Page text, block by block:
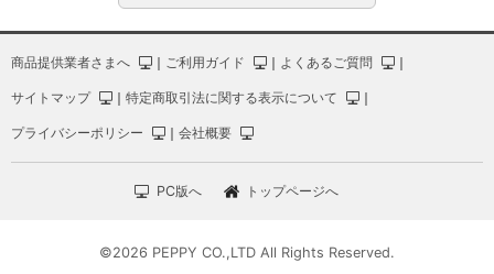
商品提供業者さまへ ｜ ご利用ガイド ｜ よくあるご質問 ｜
サイトマップ ｜ 特定商取引法に関する表示について ｜
プライバシーポリシー ｜ 会社概要
PC版へ トップページへ
©2026 PEPPY CO.,LTD All Rights Reserved.